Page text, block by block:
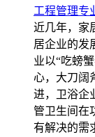
工程管理专
近几年，家
居企业的发
业以“吃螃
心，大刀阔
进，卫浴企
管卫生间在
有解决的需